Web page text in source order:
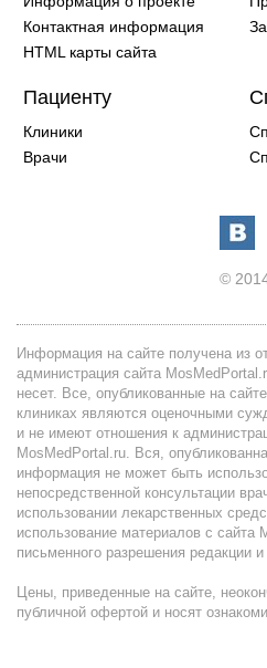
Контактная информация
HTML карты сайта
Пациенту
Клиники
Врачи
©
Информация на сайте получена из
администрация сайта
несет. Все, опубликованные на
клиниках являются оценочными
и не имеют отношения к
MosMedPortal.ru. Вся,
информация не может быть
непосредственной консультации
использовании лекарственных
использование материалов с сайта
письменного разрешения редакции
Цены, приведенные на сайте,
публичной офертой и носят